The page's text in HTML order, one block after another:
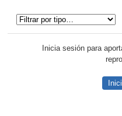
Inicia sesión para